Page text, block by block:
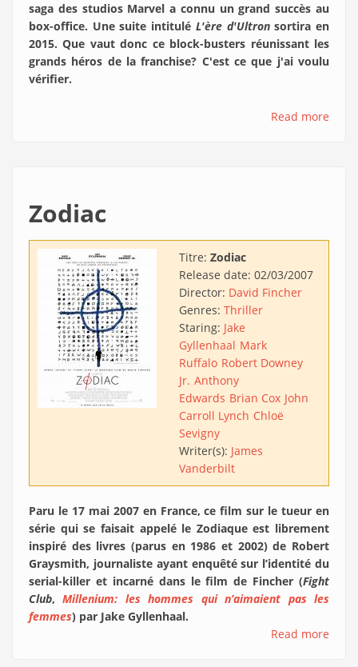
saga des studios Marvel a connu un grand succès au
box-office. Une suite intitulé L'ère d'Ultronsortira en
2015. Que vaut donc ce block-busters réunissant les
grands héros de la franchise? C'est ce que j'ai voulu
vérifier.
Read more
Zodiac
Titre: Zodiac
Release date: 02/03/2007
Director: David Fincher
Genres: Thriller
Staring: Jake
Gyllenhaal Mark
Ruffalo Robert Downey
Jr. Anthony
Edwards Brian Cox John
Carroll Lynch Chloë
Sevigny
Writer(s): James
Vanderbilt
Paru le 17 mai 2007 en France, ce film sur le tueur en
série qui se faisait appelé le Zodiaque est librement
inspiré des livres (parus en 1986 et 2002) de Robert
Graysmith, journaliste ayant enquêté sur l’identité du
serial-killer et incarné dans le film de Fincher (Fight
Club,Millenium: les hommes qui n’aimaient pas les
femmes) par Jake Gyllenhaal.
Read more